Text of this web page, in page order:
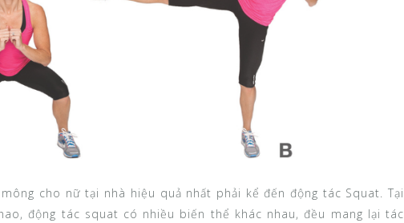
cho nữ tại nhà hiệu quả nhất phải kể đến động tác Squat. Tại
động tác squat có nhiều biến thể khác nhau, đều mang lại tác